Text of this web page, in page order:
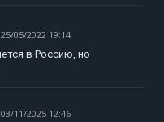
25/05/2022 19:14
в Россию, но
03/11/2025 12:46